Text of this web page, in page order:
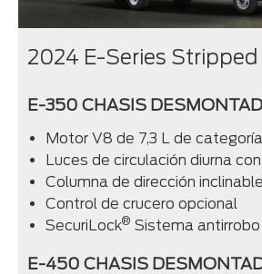
2024 E-Series Stripped
E-350 CHASIS
Motor V8 de 7,3 L de
Luces de circulación diurna
Columna de dirección
Control de crucero opcional
SecuriLock® Sistema
E-450 CHASIS